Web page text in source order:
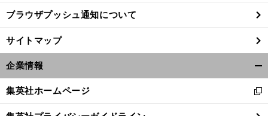
ブラウザプッシュ通知について
サイトマップ
企業情報
閉
集英社ホームページ
新
し